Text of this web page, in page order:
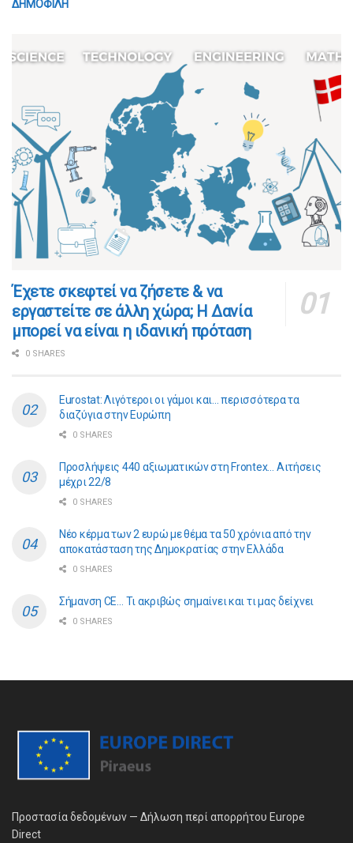
ΔΗΜΟΦΙΛΗ
​​Έχετε σκεφτεί να ζήσετε & να
εργαστείτε σε άλλη χώρα; Η Δανία
μπορεί να είναι η ιδανική πρόταση
0 SHARES
Eurostat: Λιγότεροι οι γάμοι και… περισσότερα τα
διαζύγια στην Ευρώπη
0 SHARES
Προσλήψεις 440 αξιωματικών στη Frontex… Αιτήσεις
μέχρι 22/8
0 SHARES
Νέο κέρμα των 2 ευρώ με θέμα τα 50 χρόνια από την
αποκατάσταση της Δημοκρατίας στην Ελλάδα
0 SHARES
Σήμανση CE… Τι ακριβώς σημαίνει και τι μας δείχνει
0 SHARES
Προστασία δεδομένων — Δήλωση περί απορρήτου Europe
Direct